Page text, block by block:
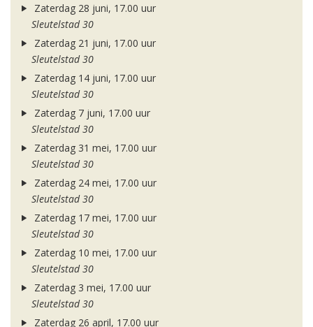
Zaterdag 28 juni, 17.00 uur
Sleutelstad 30
Zaterdag 21 juni, 17.00 uur
Sleutelstad 30
Zaterdag 14 juni, 17.00 uur
Sleutelstad 30
Zaterdag 7 juni, 17.00 uur
Sleutelstad 30
Zaterdag 31 mei, 17.00 uur
Sleutelstad 30
Zaterdag 24 mei, 17.00 uur
Sleutelstad 30
Zaterdag 17 mei, 17.00 uur
Sleutelstad 30
Zaterdag 10 mei, 17.00 uur
Sleutelstad 30
Zaterdag 3 mei, 17.00 uur
Sleutelstad 30
Zaterdag 26 april, 17.00 uur